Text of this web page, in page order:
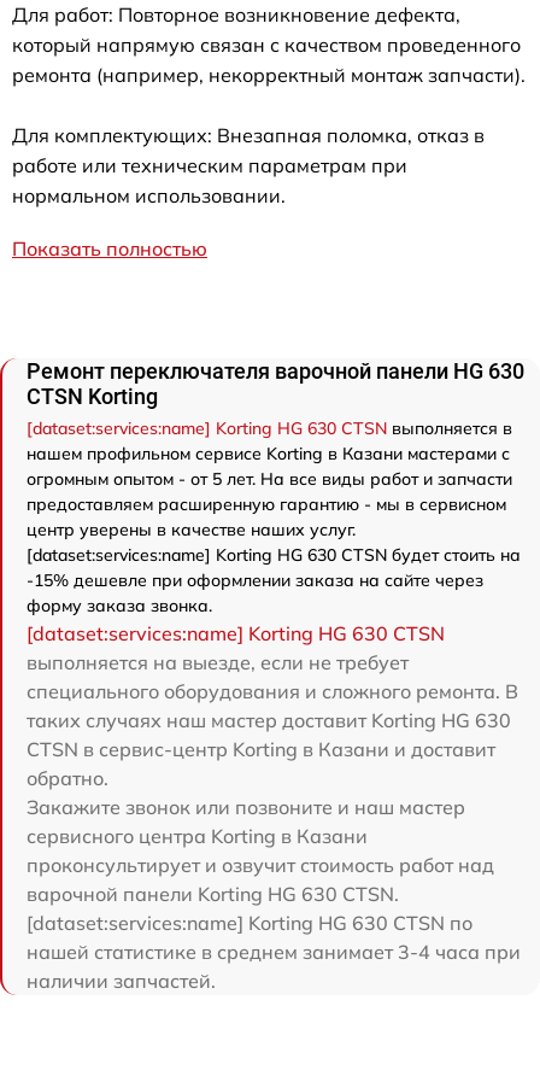
Для работ: Повторное возникновение дефекта,
который напрямую связан с качеством проведенного
ремонта (например, некорректный монтаж запчасти).
Для комплектующих: Внезапная поломка, отказ в
работе или техническим параметрам при
нормальном использовании.
Показать полностью
Ремонт переключателя варочной панели HG 630
CTSN Korting
[dataset:services:name] Korting HG 630 CTSN выполняется в
нашем профильном сервисе Korting в Казани мастерами с
огромным опытом - от 5 лет. На все виды работ и запчасти
предоставляем расширенную гарантию - мы в сервисном
центр уверены в качестве наших услуг.
[dataset:services:name] Korting HG 630 CTSN будет стоить на
-15% дешевле при оформлении заказа на сайте через
форму заказа звонка.
[dataset:services:name] Korting HG 630 CTSN
выполняется на выезде, если не требует
специального оборудования и сложного ремонта. В
таких случаях наш мастер доставит Korting HG 630
CTSN в сервис-центр Korting в Казани и доставит
обратно.
Закажите звонок или позвоните и наш мастер
сервисного центра Korting в Казани
проконсультирует и озвучит стоимость работ над
варочной панели Korting HG 630 CTSN.
[dataset:services:name] Korting HG 630 CTSN по
нашей статистике в среднем занимает 3-4 часа при
наличии запчастей.